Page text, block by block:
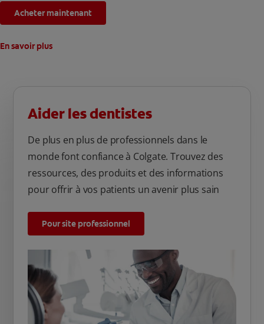
Acheter maintenant
En savoir plus
Aider les dentistes
De plus en plus de professionnels dans le
monde font confiance à Colgate. Trouvez des
ressources, des produits et des informations
pour offrir à vos patients un avenir plus sain
Pour site professionnel